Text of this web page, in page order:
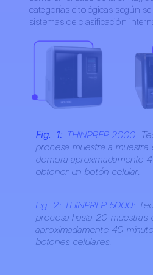
categorías citológicas según
sistemas de clasificación
Fig. 1: THINPREP 2000:
procesa muestra a
demora aproximadamente
obtener un botón celular.
Fig. 2:THINPREP 5000:
procesa hasta 20 muestras
aproximadamente 40
botones celulares.